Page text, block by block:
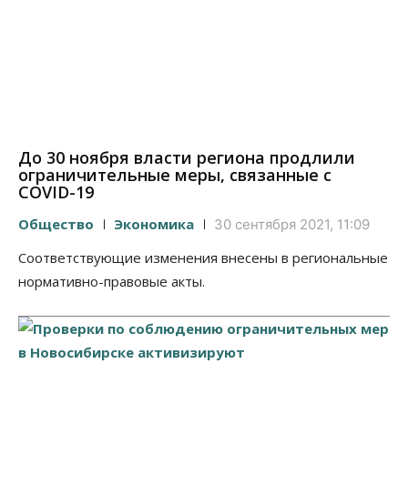
До 30 ноября власти региона продлили
ограничительные меры, связанные с
COVID-19
Общество Экономика 30 сентября 2021, 11:09
Соответствующие изменения внесены в региональные
нормативно-правовые акты.